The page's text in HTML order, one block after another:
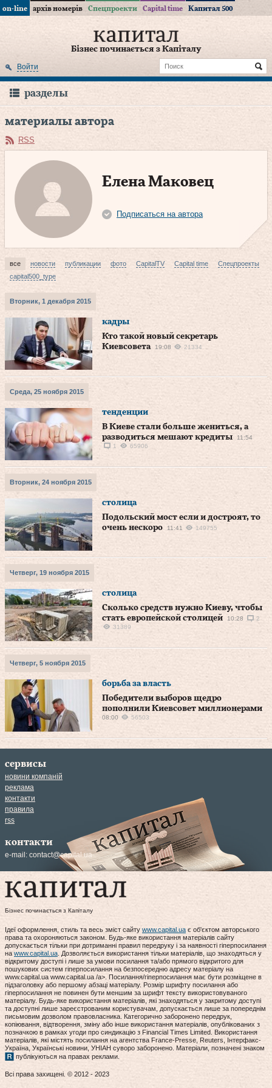
on-line архів номерів Спецпроекти Capital time Капитал 500
Бізнес починається з Капіталу
Войти
разделы
материалы автора
RSS
Елена Маковец
Подписаться на автора
все новости публикации фото CapitalTV Capital time
Спецпроекты
capital500_type
Вторник, 1 декабря 2015
кадры
Кто такой новый секретарь
Киевсовета
19:08 21334
Среда, 25 ноября 2015
тенденции
В Киеве стали больше жениться, а
разводиться мешают кредиты
11:54
1
65906
Вторник, 24 ноября 2015
столица
Подольский мост если и достроят, то
очень нескоро
11:41 149755
Четверг, 19 ноября 2015
столица
Сколько средств нужно Киеву, чтобы
стать европейской столицей
10:28
2
31389
Четверг, 5 ноября 2015
борьба за власть
Победители выборов щедро
пополнили Киевсовет миллионерами
08:00 56503
сервисы
новини компаній
реклама
контакти
правила
rss
контакти
e-mail: contact@capital.ua
Бізнес починається з Капіталу
Ідеї оформлення, стиль та весь зміст сайту www.capital.ua є об'єктом авторського
права та охороняються законом. Будь-яке використання матеріалів сайту
допускається тільки при дотриманні правил передруку і за наявності гіперпосилання
на www.capital.ua . Дозволяється використання тільки матеріалів, що знаходяться у
відкритому доступі і лише за умови посилання та/або прямого відкритого для
пошукових систем гіперпосилання на безпосередню адресу матеріалу на
www.capital.ua www.capital.ua /a>. Посилання/гіперпосилання має бути розміщене в
підзаголовку або першому абзаці матеріалу. Розмір шрифту посилання або
гіперпосилання не повинен бути меншим за шрифт тексту використовуваного
матеріалу. Будь-яке використання матеріалів, які знаходяться у закритому доступі
та доступні лише зареєстрованим користувачам, допускається лише за попереднім
письмовим дозволом правовласника. Категорично заборонено передрук,
копіювання, відтворення, зміну або інше використання матеріалів, опублікованих з
позначкою в рамках угоди про синдикацію з Financial Times Limited. Використання
матеріалів, які містять посилання на агентства France-Presse, Reuters, Інтерфакс-
Україна, Українські новини, УНІАН суворо заборонено. Матеріали, позначені знаком
публікуються на правах реклами.
Всі права захищені. © 2012 - 2023